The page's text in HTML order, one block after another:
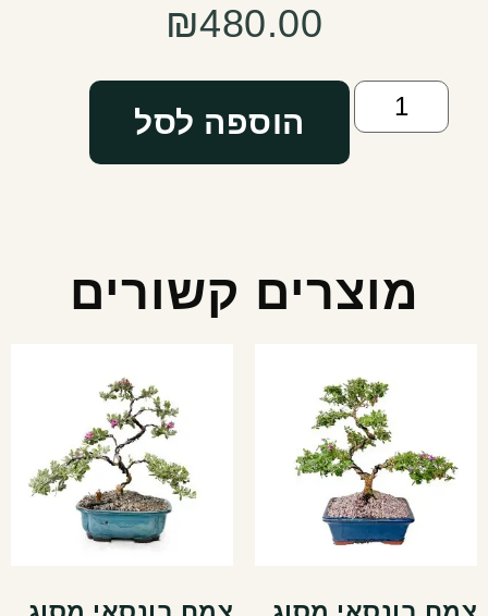
₪480.00
הוספה לסל
מוצרים קשורים